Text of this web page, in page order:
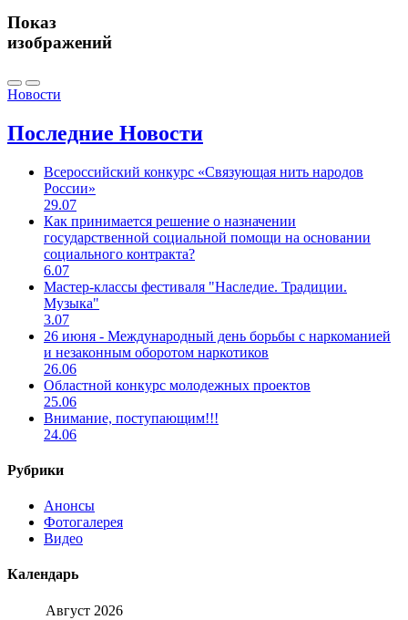
Показ
изображений
Новости
Последние Новости
Всероссийский конкурс «Связующая нить народов
России»
29.07
Как принимается решение о назначении
государственной социальной помощи на основании
социального контракта?
6.07
Мастер-классы фестиваля "Наследие. Традиции.
Музыка"
3.07
26 июня - Международный день борьбы с наркоманией
и незаконным оборотом наркотиков
26.06
Областной конкурс молодежных проектов
25.06
Внимание, поступающим!!!
24.06
Рубрики
Анонсы
Фотогалерея
Видео
Календарь
Август 2026